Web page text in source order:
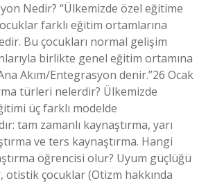
Nedir? “Ülkemizde özel eğitime
farklı eğitim ortamlarına
Bu çocukları normal gelişim
birlikte genel eğitim ortamına
Akım/Entegrasyon denir.”26 Ocak
türleri nelerdir? Ülkemizde
üç farklı modelde
tam zamanlı kaynaştırma, yarı
ve ters kaynaştırma. Hangi
öğrencisi olur? Uyum güçlüğü
otistik çocuklar (Otizm hakkında